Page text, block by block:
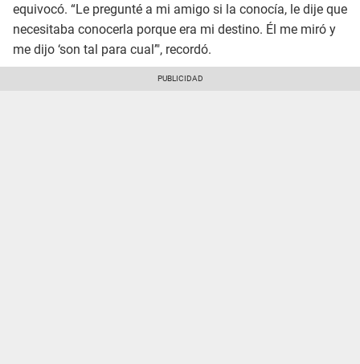
equivocó. “Le pregunté a mi amigo si la conocía, le dije que
necesitaba conocerla porque era mi destino. Él me miró y
me dijo ‘son tal para cual’", recordó.